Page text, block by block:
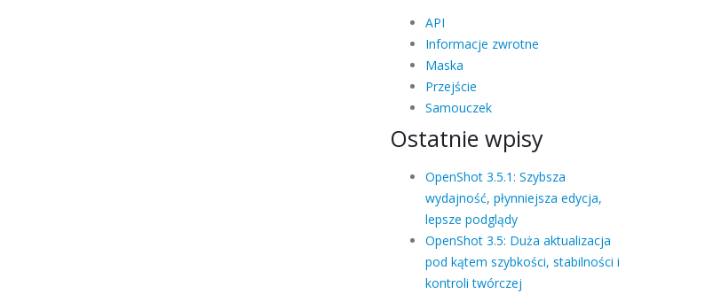
API
Informacje zwrotne
Maska
Przejście
Samouczek
Ostatnie wpisy
OpenShot 3.5.1: Szybsza
wydajność, płynniejsza edycja,
lepsze podglądy
OpenShot 3.5: Duża aktualizacja
pod kątem szybkości, stabilności i
kontroli twórczej